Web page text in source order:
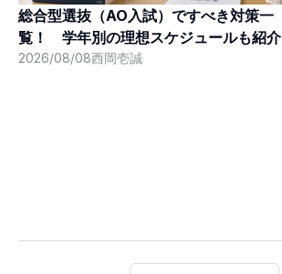
総合型選抜（AO入試）ですべき対策一
覧！ 学年別の理想スケジュールも紹介
2026/08/08西岡壱誠